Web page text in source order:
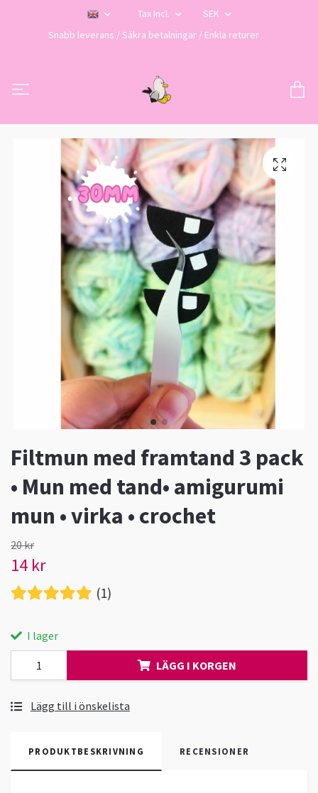
Tax Incl.
SEK
Snabb leverans / Säkra betalningar / Enkla returer
Filtmun med framtand 3 pack
• Mun med tand• amigurumi
mun • virka • crochet
20 kr
14 kr
(1)
I lager
LÄGG I KORGEN
Lägg till i önskelista
PRODUKTBESKRIVNING RECENSIONER